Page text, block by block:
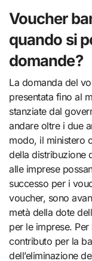
Voucher
quando si
domande?
La domanda del
presentata fino al
stanziate dal
andare oltre i due
modo, il ministero
della distribuzione
alle imprese
successo per i
voucher, sono
metà della dote
per le imprese.
contributo per la
dell’eliminazione